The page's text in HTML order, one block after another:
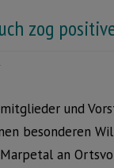
zog
und
besonderen
an